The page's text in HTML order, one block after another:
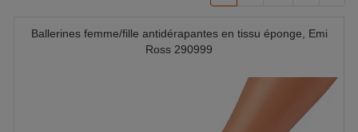
Ballerines femme/fille antidérapantes en tissu éponge, Emi
Ross 290999